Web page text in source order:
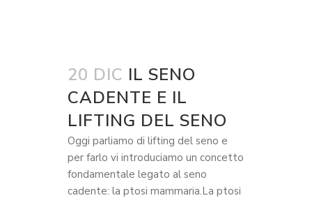
20 DIC IL SENO
CADENTE E IL
LIFTING DEL SENO
Oggi parliamo di lifting del seno e
per farlo vi introduciamo un concetto
fondamentale legato al seno
cadente: la ptosi mammaria.La ptosi